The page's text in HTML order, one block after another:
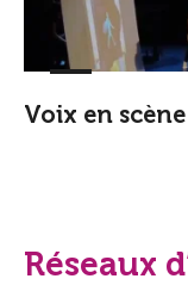
Voix en scène
Réseaux